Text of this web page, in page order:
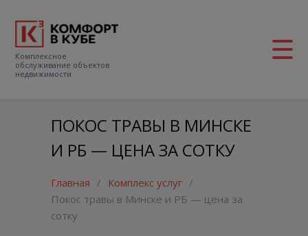
Комплексное
обслуживание объектов
недвижимости
ПОКОС ТРАВЫ В МИНСКЕ
И РБ — ЦЕНА ЗА СОТКУ
Главная / Комплекс услуг /
Покос травы в Минске и РБ — цена за
сотку